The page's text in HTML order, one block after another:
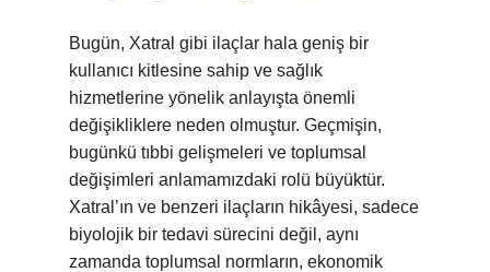
Bugün, Xatral gibi ilaçlar hala geniş bir
kullanıcı kitlesine sahip ve sağlık
hizmetlerine yönelik anlayışta önemli
değişikliklere neden olmuştur. Geçmişin,
bugünkü tıbbi gelişmeleri ve toplumsal
değişimleri anlamamızdaki rolü büyüktür.
Xatral’ın ve benzeri ilaçların hikâyesi, sadece
biyolojik bir tedavi sürecini değil, aynı
zamanda toplumsal normların, ekonomik